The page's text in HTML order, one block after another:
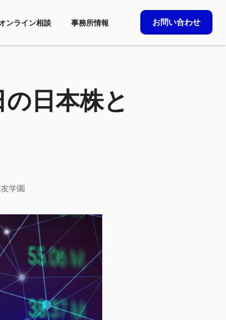
ンライン相談 事務所情報 お問い合わせ
日本株と
学園